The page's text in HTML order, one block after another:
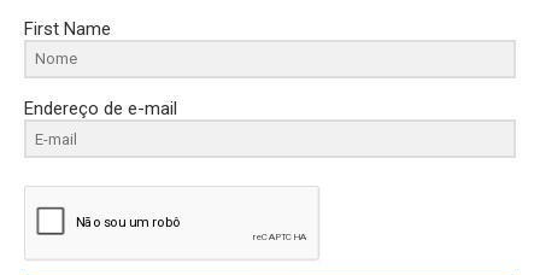
First Name
Endereço de e-mail